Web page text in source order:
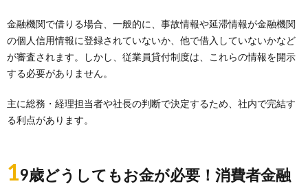
金融機関で借りる場合、一般的に、事故情報や延滞情報が金融機関
の個人信用情報に登録されていないか、他で借入していないかなど
が審査されます。しかし、従業員貸付制度は、これらの情報を開示
する必要がありません。
主に総務・経理担当者や社長の判断で決定するため、社内で完結す
る利点があります。
19歳どうしてもお金が必要！消費者金融